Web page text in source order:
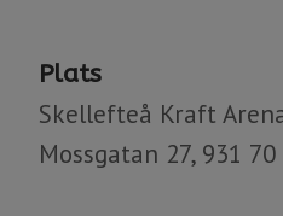
Plats
Skellefteå Kraft
Mossgatan 27, 931